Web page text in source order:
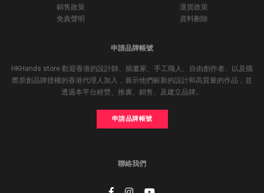
銷售政策
退貨政策
免責聲明
資料刪除
申請品牌帳號
HKHands store 歡迎香港的設計師、插畫家、手工職人、自由創作者、以及國
際原創品牌授權的香港代理人加入，展示他們嶄新的設計和高質量的作品，並
透過本平台經營、推廣、銷售、及建立品牌。
申請品牌帳號
聯絡我們